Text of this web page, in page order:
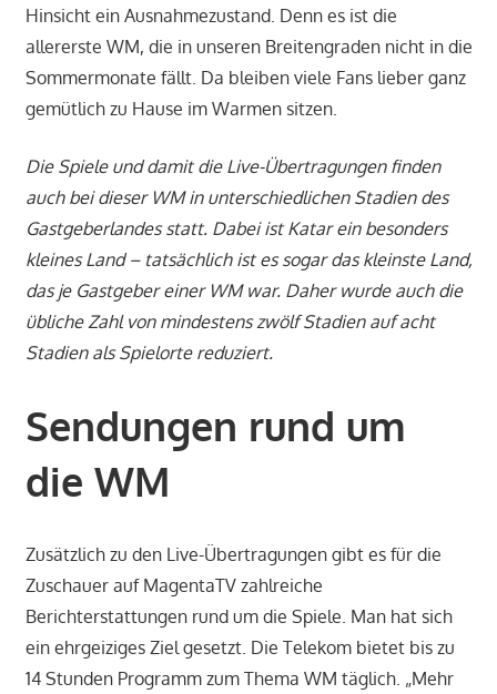
Hinsicht ein Ausnahmezustand. Denn es ist die
allererste WM, die in unseren Breitengraden nicht in die
Sommermonate fällt. Da bleiben viele Fans lieber ganz
gemütlich zu Hause im Warmen sitzen.
Die Spiele und damit die Live-Übertragungen finden
auch bei dieser WM in unterschiedlichen Stadien des
Gastgeberlandes statt. Dabei ist Katar ein besonders
kleines Land – tatsächlich ist es sogar das kleinste Land,
das je Gastgeber einer WM war. Daher wurde auch die
übliche Zahl von mindestens zwölf Stadien auf acht
Stadien als Spielorte reduziert.
Sendungen rund um
die WM
Zusätzlich zu den Live-Übertragungen gibt es für die
Zuschauer auf MagentaTV zahlreiche
Berichterstattungen rund um die Spiele. Man hat sich
ein ehrgeiziges Ziel gesetzt. Die Telekom bietet bis zu
14 Stunden Programm zum Thema WM täglich. „Mehr